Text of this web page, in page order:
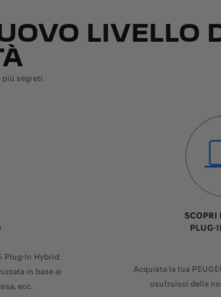
LIVELLO
segreti.
Plug-In Hybrid:
in base ai
ecc.
PLUG-
Acquista la tua
usufruisci delle